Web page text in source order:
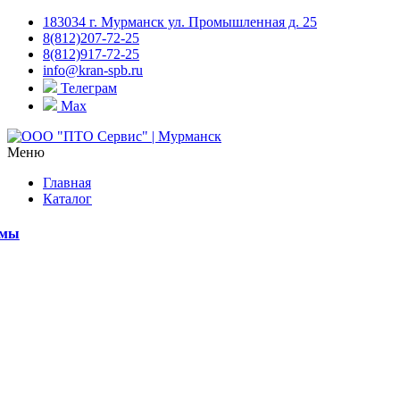
183034 г. Мурманск ул. Промышленная д. 25
8(812)207-72-25
8(812)917-72-25
info@kran-spb.ru
Телеграм
Max
Меню
Главная
Каталог